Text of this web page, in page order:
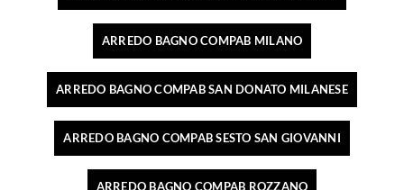
ARREDO BAGNO COMPAB MILANO
ARREDO BAGNO COMPAB SAN DONATO MILANESE
ARREDO BAGNO COMPAB SESTO SAN GIOVANNI
ARREDO BAGNO COMPAB ROZZANO